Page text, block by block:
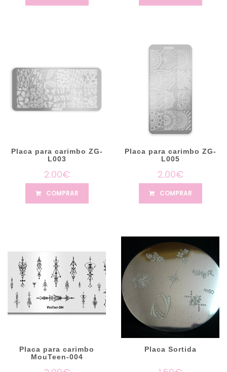
Placa para carimbo ZG-
L003
2.00€
COMPRAR
Placa para carimbo ZG-
L005
2.00€
COMPRAR
Placa para carimbo
MouTeen-004
Placa Sortida